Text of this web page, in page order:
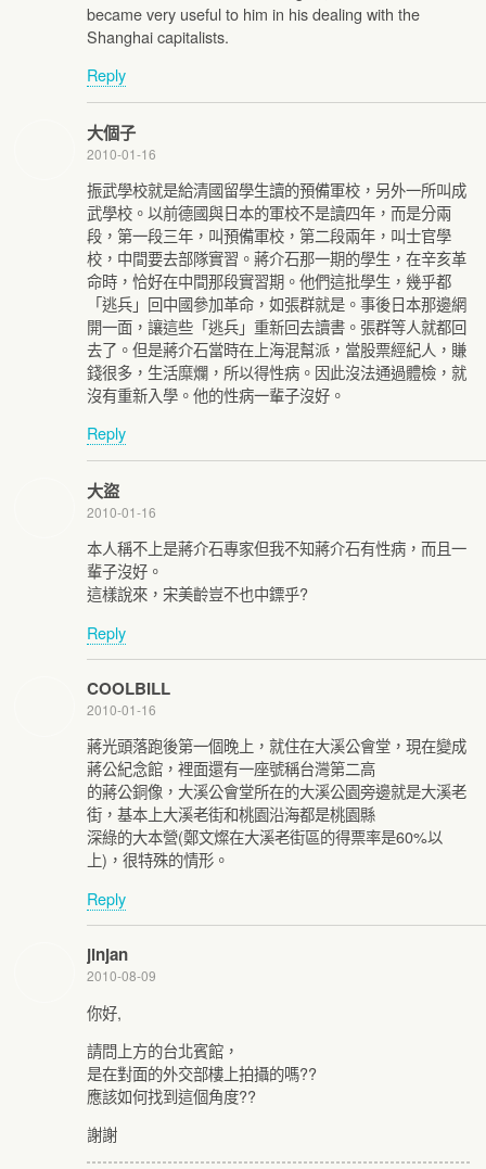
became very useful to him in his dealing with the
Shanghai capitalists.
Reply
大個子
2010-01-16
振武學校就是給清國留學生讀的預備軍校，另外一所叫成
武學校。以前德國與日本的軍校不是讀四年，而是分兩
段，第一段三年，叫預備軍校，第二段兩年，叫士官學
校，中間要去部隊實習。蔣介石那一期的學生，在辛亥革
命時，恰好在中間那段實習期。他們這批學生，幾乎都
「逃兵」回中國參加革命，如張群就是。事後日本那邊網
開一面，讓這些「逃兵」重新回去讀書。張群等人就都回
去了。但是蔣介石當時在上海混幫派，當股票經紀人，賺
錢很多，生活糜爛，所以得性病。因此沒法通過體檢，就
沒有重新入學。他的性病一輩子沒好。
Reply
大盜
2010-01-16
本人稱不上是蔣介石專家但我不知蔣介石有性病，而且一
輩子沒好。
這樣說來，宋美齡豈不也中鏢乎?
Reply
COOLBILL
2010-01-16
蔣光頭落跑後第一個晚上，就住在大溪公會堂，現在變成
蔣公紀念館，裡面還有一座號稱台灣第二高
的蔣公銅像，大溪公會堂所在的大溪公園旁邊就是大溪老
街，基本上大溪老街和桃園沿海都是桃園縣
深綠的大本營(鄭文燦在大溪老街區的得票率是60%以
上)，很特殊的情形。
Reply
jinjan
2010-08-09
你好,
請問上方的台北賓館，
是在對面的外交部樓上拍攝的嗎??
應該如何找到這個角度??
謝謝